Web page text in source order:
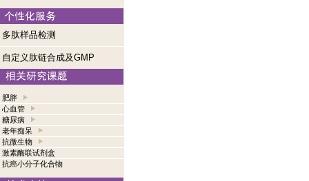
多肽样品检测
自定义肽链合成及GMP
肥胖
心血管
糖尿病
老年痴呆
抗微生物
激素酶联试剂盒
抗癌小分子化合物